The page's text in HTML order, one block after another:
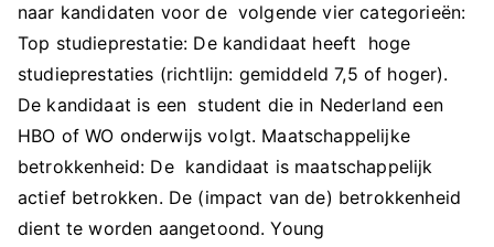
naar kandidaten voor de volgende vier categorieën:
Top studieprestatie: De kandidaat heeft hoge
studieprestaties (richtlijn: gemiddeld 7,5 of hoger).
De kandidaat is een student die in Nederland een
HBO of WO onderwijs volgt. Maatschappelijke
betrokkenheid: De kandidaat is maatschappelijk
actief betrokken. De (impact van de) betrokkenheid
dient te worden aangetoond. Young